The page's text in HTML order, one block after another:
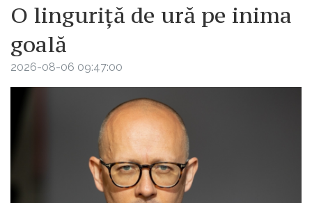
O linguriță de ură pe inima
goală
2026-08-06 09:47:00